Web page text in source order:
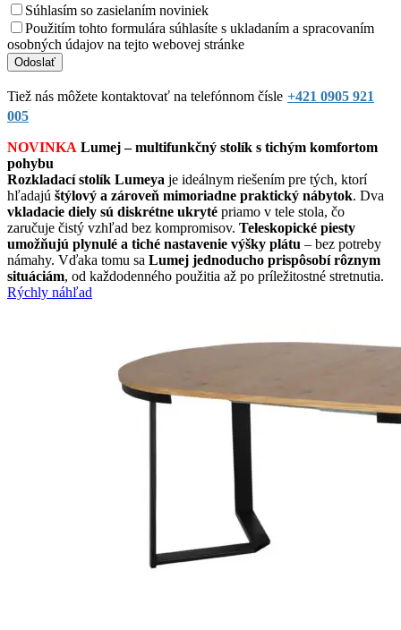
Súhlasím so zasielaním noviniek
Použitím tohto formulára súhlasíte s ukladaním a spracovaním
osobných údajov na tejto webovej stránke
Tiež nás môžete kontaktovať na telefónnom čísle +421 0905 921
005
NOVINKA Lumej – multifunkčný stolík s tichým komfortom
pohybu
Rozkladací stolík Lumeya je ideálnym riešením pre tých, ktorí
hľadajú štýlový a zároveň mimoriadne praktický nábytok. Dva
vkladacie diely sú diskrétne ukryté priamo v tele stola, čo
zaručuje čistý vzhľad bez kompromisov. Teleskopické piesty
umožňujú plynulé a tiché nastavenie výšky plátu – bez potreby
námahy. Vďaka tomu sa Lumej jednoducho prispôsobí rôznym
situáciám, od každodenného použitia až po príležitostné stretnutia.
Rýchly náhľad